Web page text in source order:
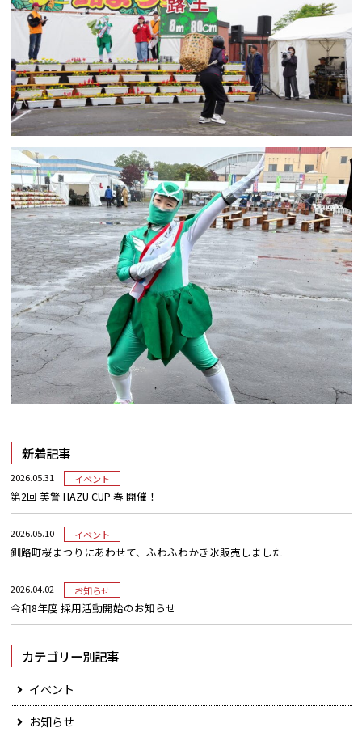
新着記事
2026.05.31 イベント
第2回 美警 HAZU CUP 春 開催！
2026.05.10 イベント
釧路町桜まつりにあわせて、ふわふわかき氷販売しました
2026.04.02 お知らせ
令和8年度 採用活動開始のお知らせ
カテゴリー別記事
イベント
お知らせ